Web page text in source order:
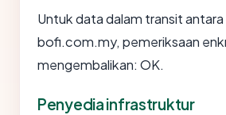
Untuk data dalam transit
bofi.com.my, pemeriksaan
mengembalikan: OK.
Penyedia infrastruktur